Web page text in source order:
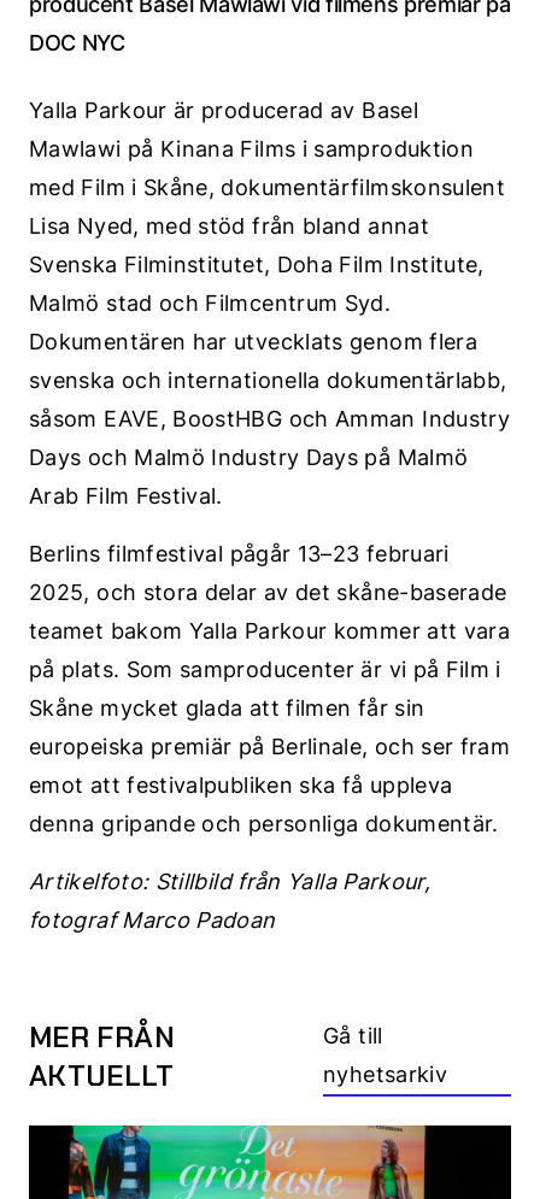
DOC NYC
Yalla Parkour är producerad av Basel
Mawlawi på Kinana Films i samproduktion
med Film i Skåne, dokumentärfilmskonsulent
Lisa Nyed, med stöd från bland annat
Svenska Filminstitutet, Doha Film Institute,
Malmö stad och Filmcentrum Syd.
Dokumentären har utvecklats genom flera
svenska och internationella dokumentärlabb,
såsom EAVE, BoostHBG och Amman Industry
Days och Malmö Industry Days på Malmö
Arab Film Festival.
Berlins filmfestival pågår 13–23 februari
2025, och stora delar av det skåne-baserade
teamet bakom Yalla Parkour kommer att vara
på plats. Som samproducenter är vi på Film i
Skåne mycket glada att filmen får sin
europeiska premiär på Berlinale, och ser fram
emot att festivalpubliken ska få uppleva
denna gripande och personliga dokumentär.
Artikelfoto: Stillbild från Yalla Parkour,
fotograf Marco Padoan
MER FRÅN
AKTUELLT
Gå till
nyhetsarkiv